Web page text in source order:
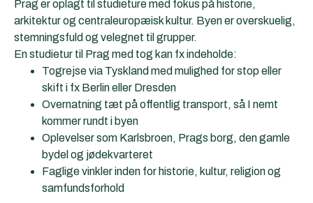
Prag er oplagt til studieture med fokus på historie,
arkitektur og centraleuropæisk kultur. Byen er overskuelig,
stemningsfuld og velegnet til grupper.
En studietur til Prag med tog kan fx indeholde:
Togrejse via Tyskland med mulighed for stop eller
skift i fx Berlin eller Dresden
Overnatning tæt på offentlig transport, så I nemt
kommer rundt i byen
Oplevelser som Karlsbroen, Prags borg, den gamle
bydel og jødekvarteret
Faglige vinkler inden for historie, kultur, religion og
samfundsforhold